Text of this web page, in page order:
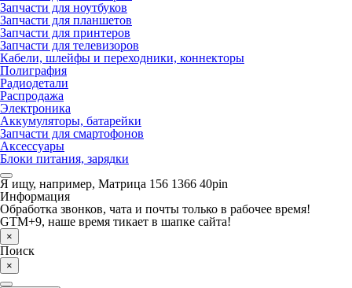
Запчасти для ноутбуков
Запчасти для планшетов
Запчасти для принтеров
Запчасти для телевизоров
Кабели, шлейфы и переходники, коннекторы
Полиграфия
Радиодетали
Распродажа
Электроника
Аккумуляторы, батарейки
Запчасти для смартофонов
Аксессуары
Блоки питания, зарядки
Я ищу, например, Матрица 156 1366 40pin
Информация
Обработка звонков, чата и почты только в рабочее время!
GTM+9, наше время тикает в шапке сайта!
×
Поиск
×